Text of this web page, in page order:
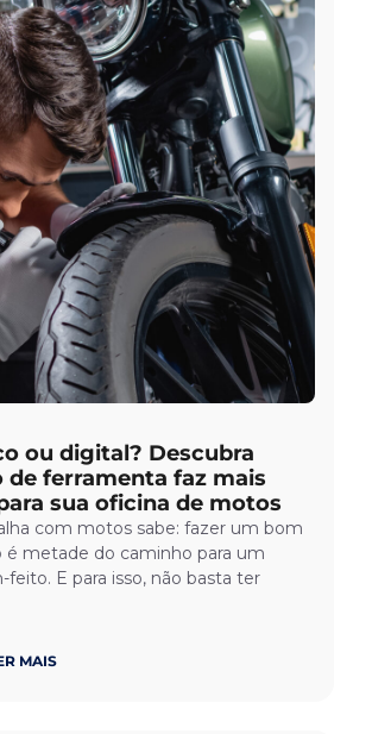
ou digital? Descubra
de ferramenta faz mais
sua oficina de motos
com motos sabe: fazer um bom
é metade do caminho para um
feito. E para isso, não basta ter
MAIS